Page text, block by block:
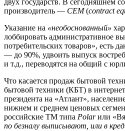
двух государств. В сегодняшнем
производитель — CEM(сontract
Указание на «необоснованный»
лоббировать административное
потребительских товаров», есть
— до 90%, удвоить выпуск
и т.д., переводятся на общий с
Что касается продаж бытовой
бытовой техники (КБТ) в
президента на «Атлант»,
нижнем и среднем ценовых
российские ТМ типа Polarили
по безналу выписывают, или в